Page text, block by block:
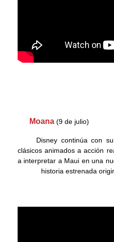
Moana (9 de julio)
Disney continúa con
clásicos animados a acción
a interpretar a Maui en una
historia estrenada